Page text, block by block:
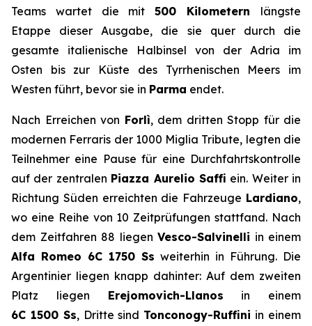
Teams wartet die mit500 Kilometern längste
Etappe dieser Ausgabe, die sie quer durch die
gesamte italienische Halbinsel von der Adria im
Osten bis zur Küste des Tyrrhenischen Meers im
Westen führt, bevor sie in Parma endet.
Nach Erreichen von Forlì, dem dritten Stopp für die
modernen Ferraris der 1000 Miglia Tribute, legten die
Teilnehmer eine Pause für eine Durchfahrtskontrolle
auf der zentralen Piazza Aurelio Saffi ein. Weiter in
Richtung Süden erreichten die Fahrzeuge Lardiano,
wo eine Reihe von 10 Zeitprüfungen stattfand. Nach
dem Zeitfahren 88 liegen Vesco-Salvinelli in einem
Alfa Romeo 6C 1750 Ss weiterhin in Führung. Die
Argentinier liegen knapp dahinter: Auf dem zweiten
Platz liegen Erejomovich-Llanos in einem
6C 1500 Ss, Dritte sind Tonconogy-Ruffini in einem